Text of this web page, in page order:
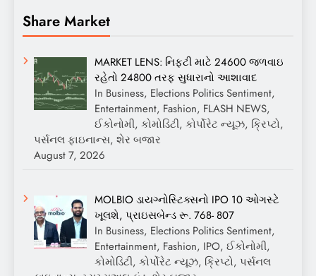
Share Market
MARKET LENS: નિફ્ટી માટે 24600 જળવાઇ
રહેતો 24800 તરફ સુધારાનો આશાવાદ
In Business, Elections Politics Sentiment,
Entertainment, Fashion, FLASH NEWS,
ઈકોનોમી, કોમોડિટી, કોર્પોરેટ ન્યૂઝ, ક્રિપ્ટો,
પર્સનલ ફાઇનાન્સ, શેર બજાર
August 7, 2026
MOLBIO ડાયગ્નોસ્ટિક્સનો IPO 10 ઓગસ્ટે
ખૂલશે, પ્રાઇસબેન્ડ રૂ. 768- 807
In Business, Elections Politics Sentiment,
Entertainment, Fashion, IPO, ઈકોનોમી,
કોમોડિટી, કોર્પોરેટ ન્યૂઝ, ક્રિપ્ટો, પર્સનલ